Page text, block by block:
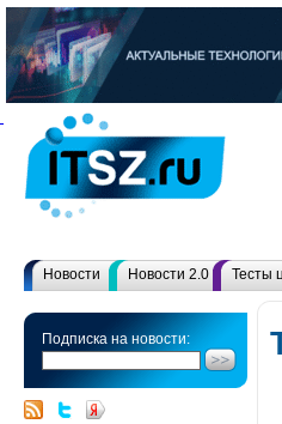
Новости Новости 2.0 Тесты
Подписка на новости: